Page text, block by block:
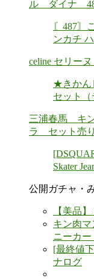
ル ダイナ 48
〘487〙
ンカチ
celine セリー
★きかん
セット（
三浦春馬 キ
ラ セット売
Skater
公開ガチャ・
【美品
キン肉
ニーカ
[最終値
ナログ